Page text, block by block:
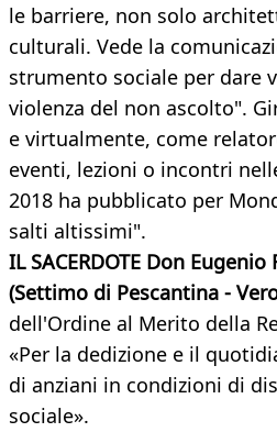
le barriere, non solo
culturali. Vede la
strumento sociale per dare
violenza del non ascolto".
e virtualmente, come
eventi, lezioni o incontri
2018 ha pubblicato per
salti altissimi".
IL SACERDOTE Don Eugenio
(Settimo di Pescantina -
dell'Ordine al Merito della
«Per la dedizione e il
di anziani in condizioni di
sociale».